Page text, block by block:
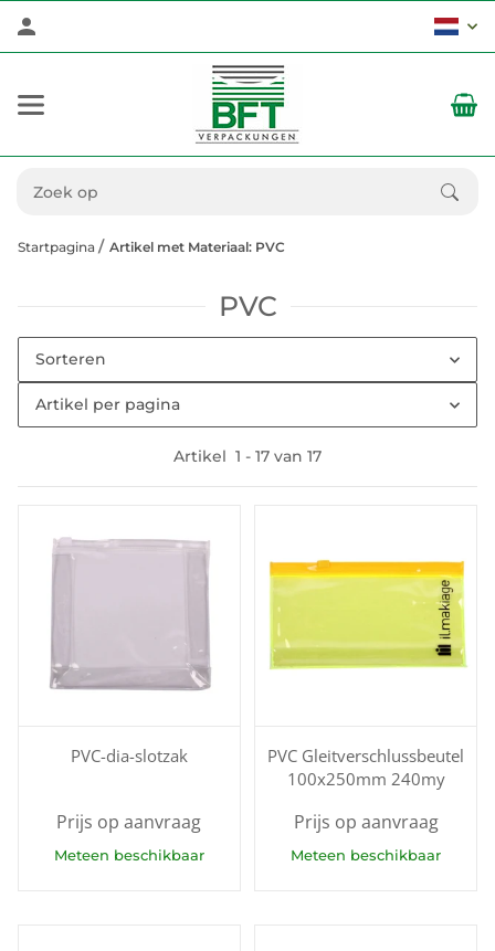
Startpagina Artikel met Materiaal: PVC
PVC
Sorteren
Artikel per pagina
Artikel 1 - 17 van 17
PVC-dia-slotzak
Prijs op aanvraag
Meteen beschikbaar
PVC Gleitverschlussbeutel
100x250mm 240my
Prijs op aanvraag
Meteen beschikbaar